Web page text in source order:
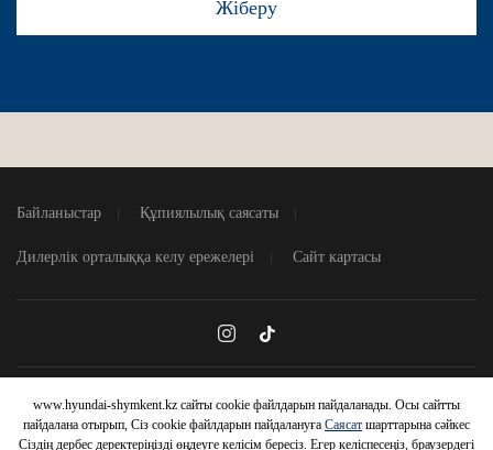
Жіберу
Байланыстар Құпиялылық саясаты
Дилерлік орталыққа келу ережелері Сайт картасы
www.hyundai-shymkent.kz сайты cookie файлдарын пайдаланады. Осы сайтты
пайдалана отырып, Сіз cookie файлдарын пайдалануға Саясат шарттарына сәйкес
Сіздің дербес деректеріңізді өңдеуге келісім бересіз. Егер келіспесеңіз, браузердегі
HYUNDAI